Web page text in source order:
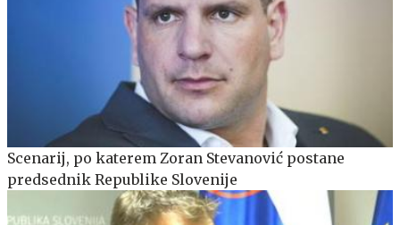
Scenarij, po katerem Zoran Stevanović postane
predsednik Republike Slovenije